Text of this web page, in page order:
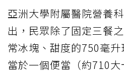
亞洲大學附屬醫院營養
出，民眾除了固定三餐
常冰塊、甜度的750毫升
當於一個便當（約710